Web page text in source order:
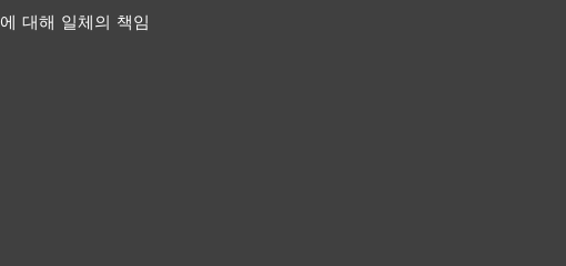
대해 일체의 책임